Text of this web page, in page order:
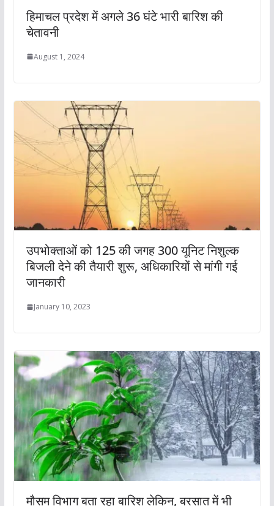
हिमाचल प्रदेश में अगले 36 घंटे भारी बारिश की
चेतावनी
August 1, 2024
उपभोक्ताओं को 125 की जगह 300 यूनिट निशुल्क
बिजली देने की तैयारी शुरू, अधिकारियों से मांगी गई
जानकारी
January 10, 2023
मौसम विभाग बता रहा बारिश लेकिन, बरसात में भी